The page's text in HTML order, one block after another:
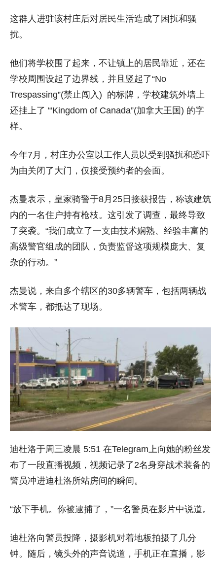
这群人进驻该村庄后对居民生活造成了困扰和骚
扰。
他们将学校围了起来，不让镇上的居民靠近，还在
学校周围设起了边界线，并且竖起了“No
Trespassing”(禁止闯入) 的标牌，学校建筑外墙上
还挂上了 '“Kingdom of Canada”(加拿大王国) 的字
样。
今年7月，村庄办公室以工作人员以受到骚扰和恐吓
为由关闭了大门，仅接受预约者的会面。
杰曼表示，皇家骑警于8月25日接获报告，称该建筑
内的一名住户持有枪枝。这引发了调查，最终导致
了突袭。“我们成立了一支由技术娴熟、经验丰富的
高级警官组成的团队，负责监督这项规模庞大、复
杂的行动。”
杰曼说，来自多个辖区的30多辆警车，包括两辆战
术警车，都抵达了现场。
迪杜洛于周三凌晨 5:51 在Telegram上向她的粉丝发
布了一段直播视频，视频记录了2名身穿战术装备的
警员冲进迪杜洛所站房间的瞬间。
“放下手机。你被逮捕了，”一名警员在影片中说道。
迪杜洛向警员投降，摄影机对着地板拍摄了几分
钟。随后，镜头外的声音说道，手机正在直播，影